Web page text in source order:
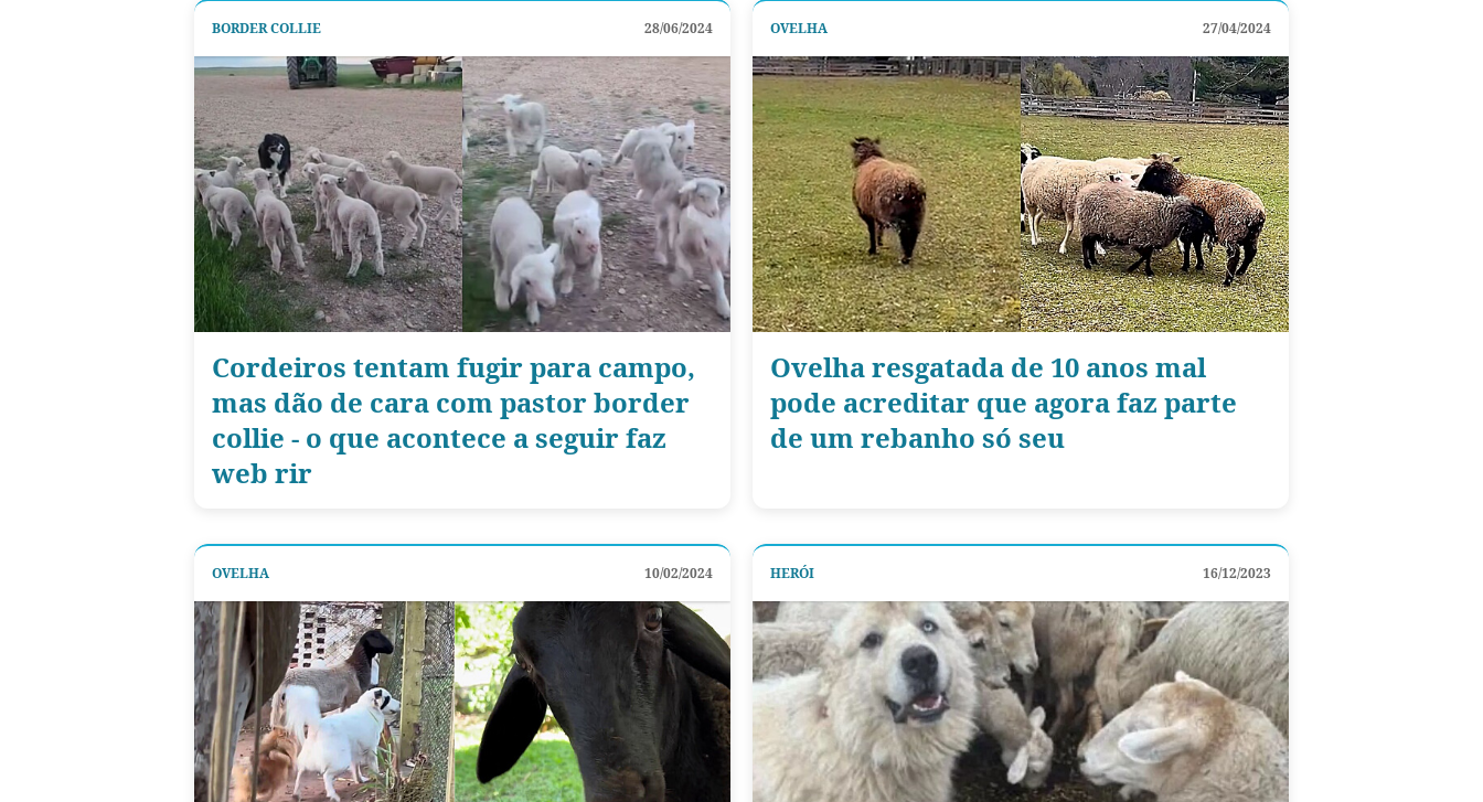
BORDER COLLIE 28/06/2024
Cordeiros tentam fugir para campo,
mas dão de cara com pastor border
collie - o que acontece a seguir faz
web rir
OVELHA 27/04/2024
Ovelha resgatada de 10 anos mal
pode acreditar que agora faz parte
de um rebanho só seu
OVELHA 10/02/2024 HERÓI 16/12/2023